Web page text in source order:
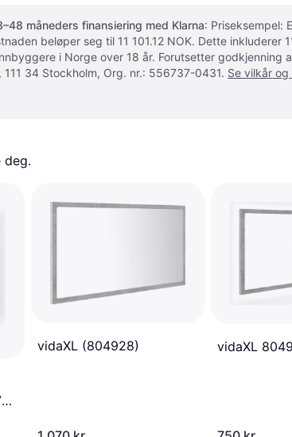
måneders finansiering med Klarna: Priseksempel:
beløper seg til 11 101.12 NOK. Dette
i Norge over 18 år. Forutsetter godkjenning
34 Stockholm, Org. nr.: 556737-0431. Se vilkår
deg.
vidaXL (804928) vidaXL